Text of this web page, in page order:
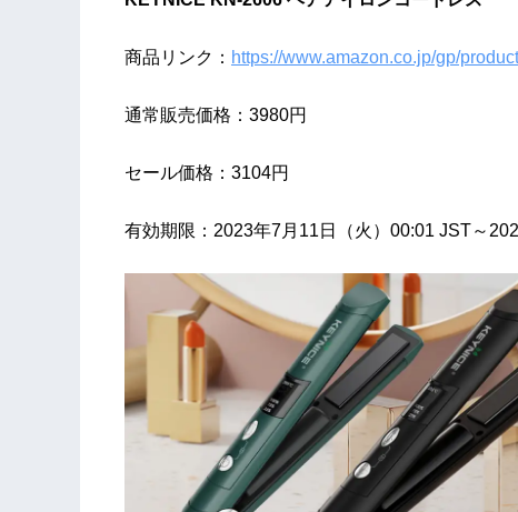
商品リンク： https://www.amazon.co.jp/gp/
通常販売価格：3980円
セール価格：3104円
有効期限：2023年7月11日（火）00:01 JST～